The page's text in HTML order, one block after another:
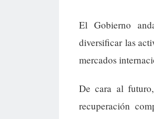
El Gobierno
diversificar las
mercados
De cara al
recuperación